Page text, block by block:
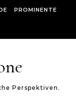
PROMINENTE
Perspektiven.